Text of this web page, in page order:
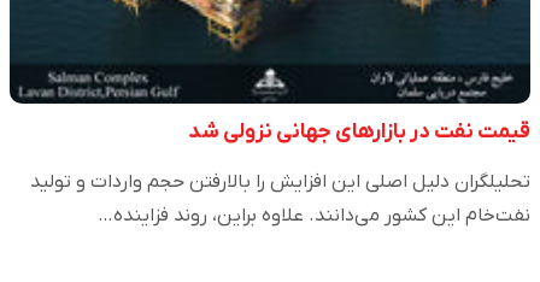
قیمت نفت در بازارهای جهانی نزولی شد
تحلیلگران دلیل اصلی این افزایش را بالارفتن حجم واردات و تولید
نفت‌خام این کشور می‌دانند. علاوه براین، روند فزاینده…